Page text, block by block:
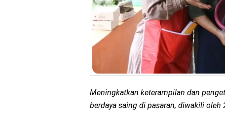
Meningkatkan keterampilan dan
berdaya saing di pasaran, diwakili